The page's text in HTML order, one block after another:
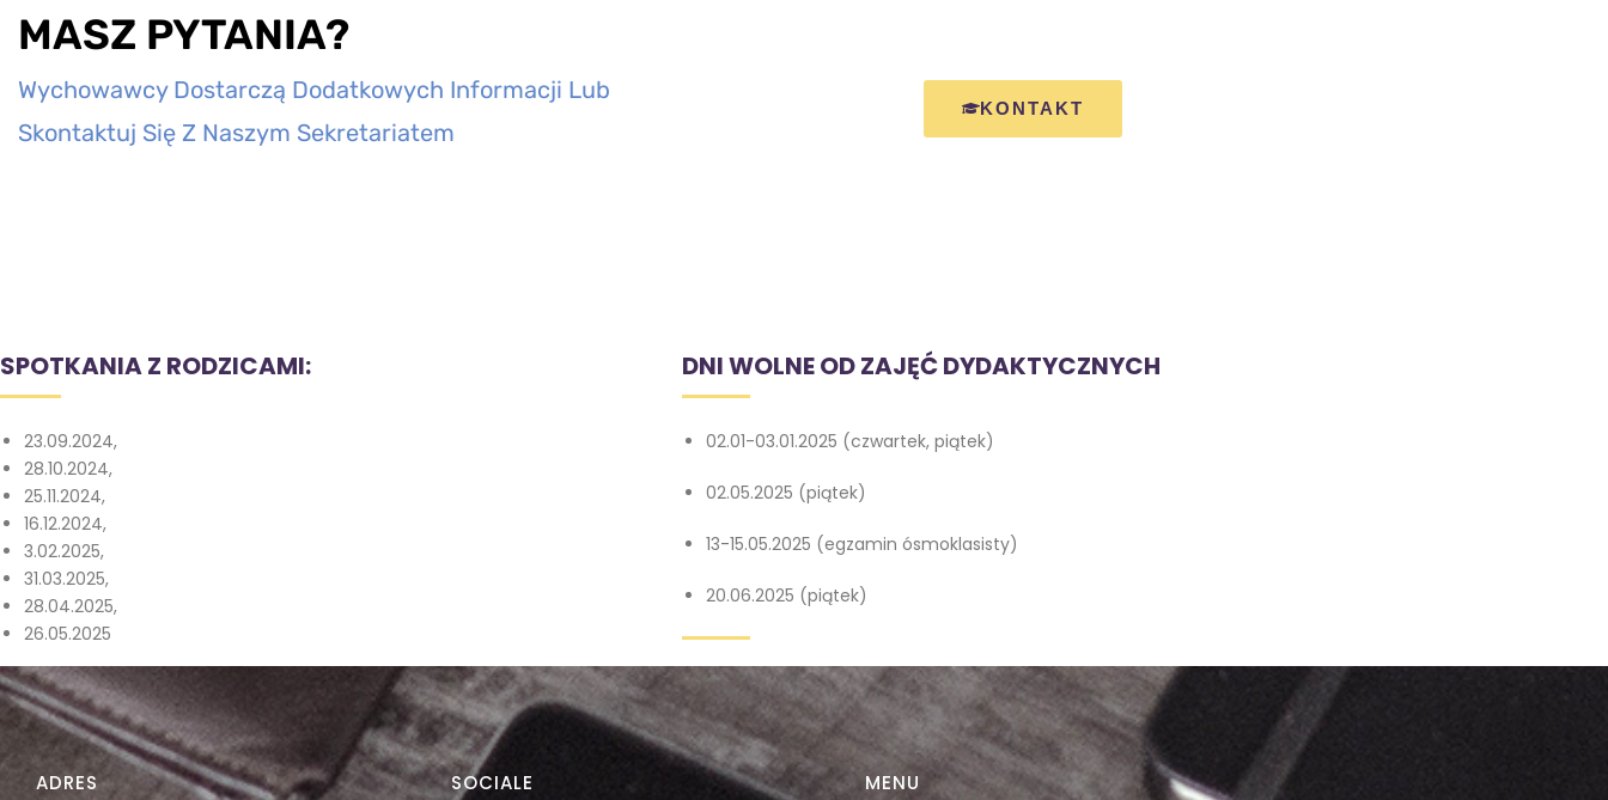
MASZ PYTANIA?
Wychowawcy Dostarczą Dodatkowych Informacji Lub
Skontaktuj Się Z Naszym Sekretariatem
KONTAKT
SPOTKANIA Z RODZICAMI:
23.09.2024,
28.10.2024,
25.11.2024,
16.12.2024,
3.02.2025,
31.03.2025,
28.04.2025,
26.05.2025
DNI WOLNE OD ZAJĘĆ DYDAKTYCZNYCH
02.01-03.01.2025 (czwartek, piątek)
02.05.2025 (piątek)
13-15.05.2025 (egzamin ósmoklasisty)
20.06.2025 (piątek)
ADRES SOCIALE MENU